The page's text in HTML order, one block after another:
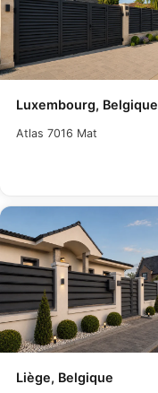
Luxembourg, Belgique
Atlas 7016 Mat
Liège, Belgique